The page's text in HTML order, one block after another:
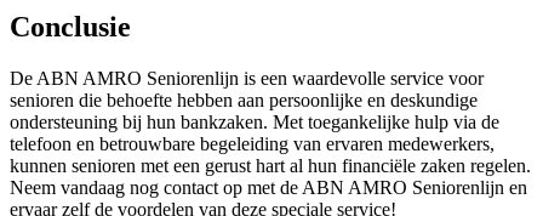
Conclusie
De ABN AMRO Seniorenlijn is een waardevolle service voor
senioren die behoefte hebben aan persoonlijke en deskundige
ondersteuning bij hun bankzaken. Met toegankelijke hulp via de
telefoon en betrouwbare begeleiding van ervaren medewerkers,
kunnen senioren met een gerust hart al hun financiële zaken regelen.
Neem vandaag nog contact op met de ABN AMRO Seniorenlijn en
ervaar zelf de voordelen van deze speciale service!